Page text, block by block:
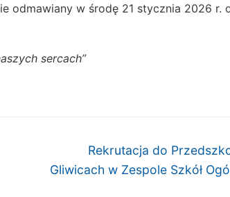
odmawiany w środę 21 stycznia 2026 r.
sercach”
Następny
wpis:
Rekrutacja do
Gliwicach w Zespole Szkół